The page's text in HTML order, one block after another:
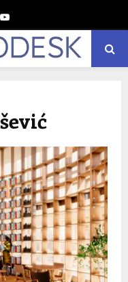
Youtube